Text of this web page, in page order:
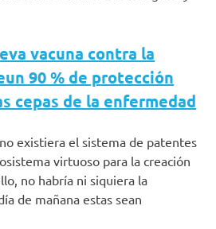
vacuna contra la
90 % de protección
cepas de la enfermedad
existiera el sistema de patentes
virtuoso para la creación
no habría ni siquiera la
de mañana estas sean